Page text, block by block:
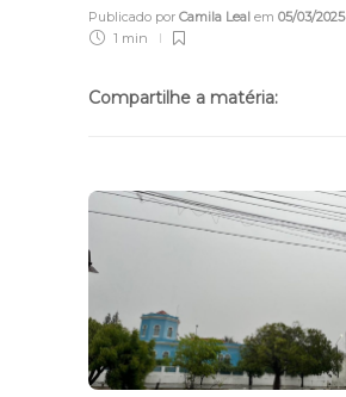
Publicado por Camila Leal em 05/03/2025
1 min
Compartilhe a matéria: